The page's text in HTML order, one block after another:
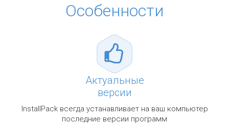
Особенности
Актуальные
версии
InstallPack всегда устанавливает на ваш компьютер
последние версии программ